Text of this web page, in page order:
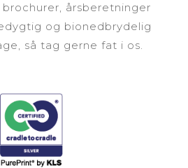
årsberetninger
og bionedbrydelig
så tag gerne fat i os.